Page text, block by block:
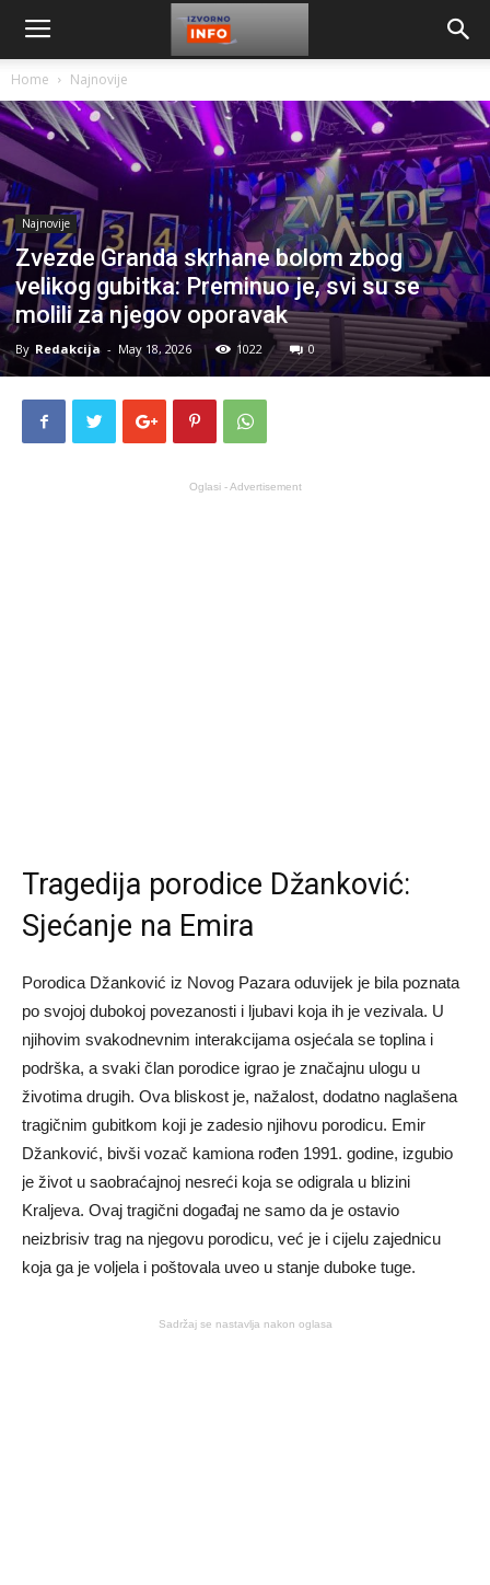
Home Najnovije
Najnovije
Zvezde Granda skrhane bolom zbog
velikog gubitka: Preminuo je, svi su se
molili za njegov oporavak
By Redakcija - May 18, 2026 1022 0
Oglasi - Advertisement
Tragedija porodice Džanković:
Sjećanje na Emira
Porodica Džanković iz Novog Pazara oduvijek je bila poznata
po svojoj dubokoj povezanosti i ljubavi koja ih je vezivala. U
njihovim svakodnevnim interakcijama osjećala se toplina i
podrška, a svaki član porodice igrao je značajnu ulogu u
životima drugih. Ova bliskost je, nažalost, dodatno naglašena
tragičnim gubitkom koji je zadesio njihovu porodicu. Emir
Džanković, bivši vozač kamiona rođen 1991. godine, izgubio
je život u saobraćajnoj nesreći koja se odigrala u blizini
Kraljeva. Ovaj tragični događaj ne samo da je ostavio
neizbrisiv trag na njegovu porodicu, već je i cijelu zajednicu
koja ga je voljela i poštovala uveo u stanje duboke tuge.
Sadržaj se nastavlja nakon oglasa